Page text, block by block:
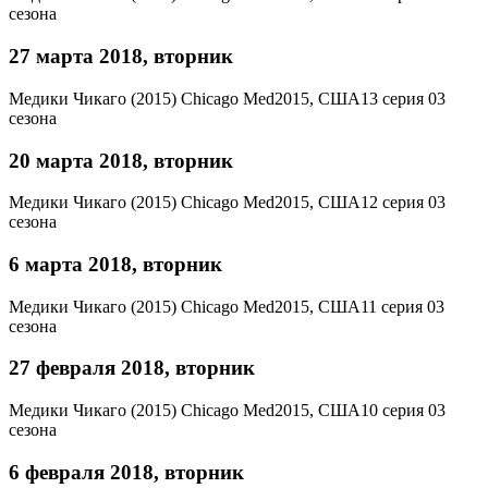
сезона
27 марта 2018, вторник
Медики Чикаго (2015) Chicago Med2015, США13 серия 03
сезона
20 марта 2018, вторник
Медики Чикаго (2015) Chicago Med2015, США12 серия 03
сезона
6 марта 2018, вторник
Медики Чикаго (2015) Chicago Med2015, США11 серия 03
сезона
27 февраля 2018, вторник
Медики Чикаго (2015) Chicago Med2015, США10 серия 03
сезона
6 февраля 2018, вторник